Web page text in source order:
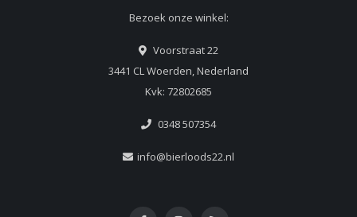
Bezoek onze winkel:
Voorstraat 22
3441 CL Woerden, Nederland
Kvk: 72802685
0348 507354
info@bierloods22.nl